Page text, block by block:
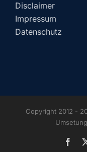
Disclaimer
Impressum
Datenschutz
Copyright 2012 -